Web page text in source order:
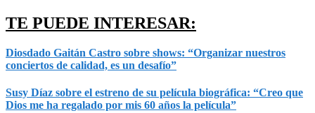
TE PUEDE INTERESAR:
Diosdado Gaitán Castro sobre shows: “Organizar nuestros
conciertos de calidad, es un desafío”
Susy Díaz sobre el estreno de su película biográfica: “Creo que
Dios me ha regalado por mis 60 años la película”